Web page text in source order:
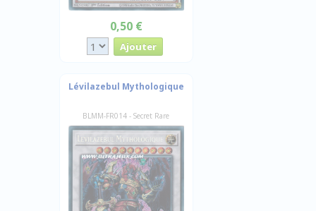
0,50 €
Lévilazebul Mythologique
BLMM-FR014 - Secret Rare